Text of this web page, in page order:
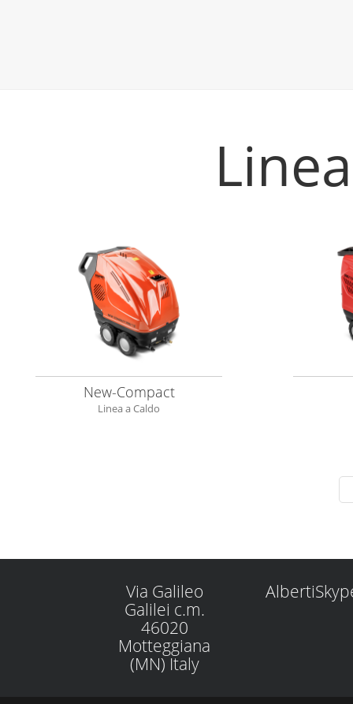
New-Compact
Linea a Caldo
Via Galileo
Galilei c.m.
46020
Motteggiana
(MN) Italy